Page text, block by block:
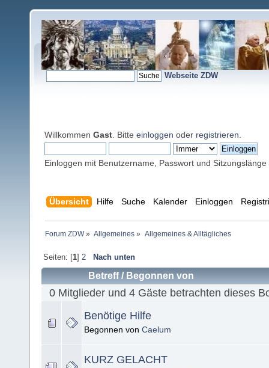
Webseite ZDW
Willkommen Gast . Bitte einloggen oder registrieren
Einloggen mit Benutzername, Passwort und Sitzungslänge
Übersicht Hilfe Suche Kalender Einloggen
Forum ZDW» Allgemeines » Allgemeines & Alltägliches
Seiten: [1] 2 Nach unten
Betreff/ Begonnen von
0 Mitglieder und 4 Gäste betrachten dieses
Benötige Hilfe
Begonnen von Caelum
KURZ GELACHT